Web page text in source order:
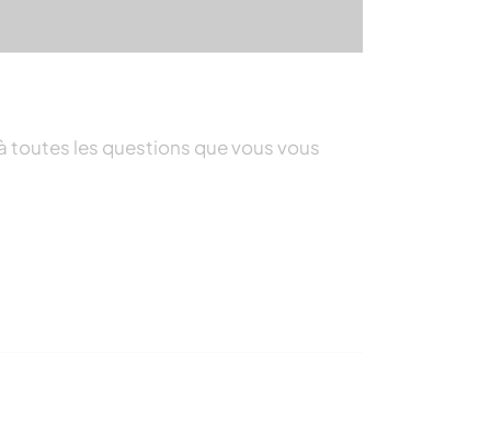
toutes les questions que vous vous